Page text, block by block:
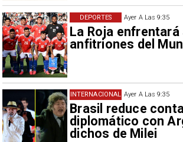
Ayer A Las 9:35
La Roja enfrentará
anfitriones del
DEPORTES
Ayer A Las 9:35
Brasil reduce
diplomático con
dichos de Milei
INTERNACIONAL